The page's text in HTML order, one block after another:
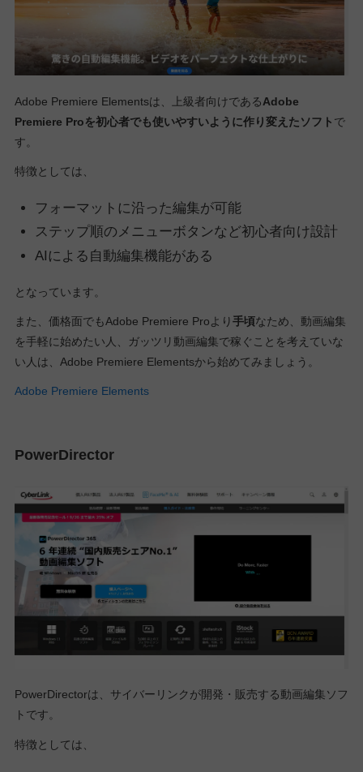
Adobe Premiere Elementsは、上級者向けであるAdobe
Premiere Proを初心者でも使いやすいように作り変えたソフト で
す。
特徴としては、
フォーマットに沿った編集が可能
ステップ順のメニューボタンなど初心者向け設計
AIによる自動編集機能がある
となっています。
また、価格面でもAdobe Premiere Proより手頃なため、動画編集
を手軽に始めたい人、ガッツリ動画編集で稼ぐことを考えていな
い人は、Adobe Premiere Elementsから始めてみましょう。
Adobe Premiere Elements
PowerDirector
PowerDirectorは、サイバーリンクが開発・販売する動画編集ソフ
トです。
特徴としては、